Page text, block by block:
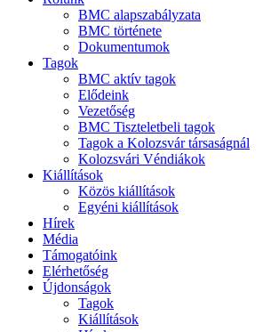
BMC alapszabályzata
BMC története
Dokumentumok
Tagok
BMC aktív tagok
Elődeink
Vezetőség
BMC Tiszteletbeli tagok
Tagok a Kolozsvár társaságnál
Kolozsvári Véndiákok
Kiállítások
Közös kiállítások
Egyéni kiállítások
Hírek
Média
Támogatóink
Elérhetőség
Újdonságok
Tagok
Kiállítások